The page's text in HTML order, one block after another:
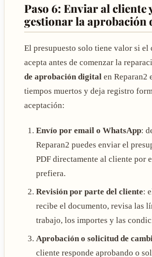
Paso 6: Enviar al cliente
gestionar la aprobación
El presupuesto solo tiene valor si el
acepta antes de comenzar la
de aprobación digital en Reparan2
tiempos muertos y deja registro
aceptación:
Envío por email o WhatsApp:
Reparan2 puedes enviar el
PDF directamente al cliente por
prefiera.
Revisión por parte del cliente:
recibe el documento, revisa las
trabajo, los importes y las
Aprobación o solicitud de
cliente responde aprobando o